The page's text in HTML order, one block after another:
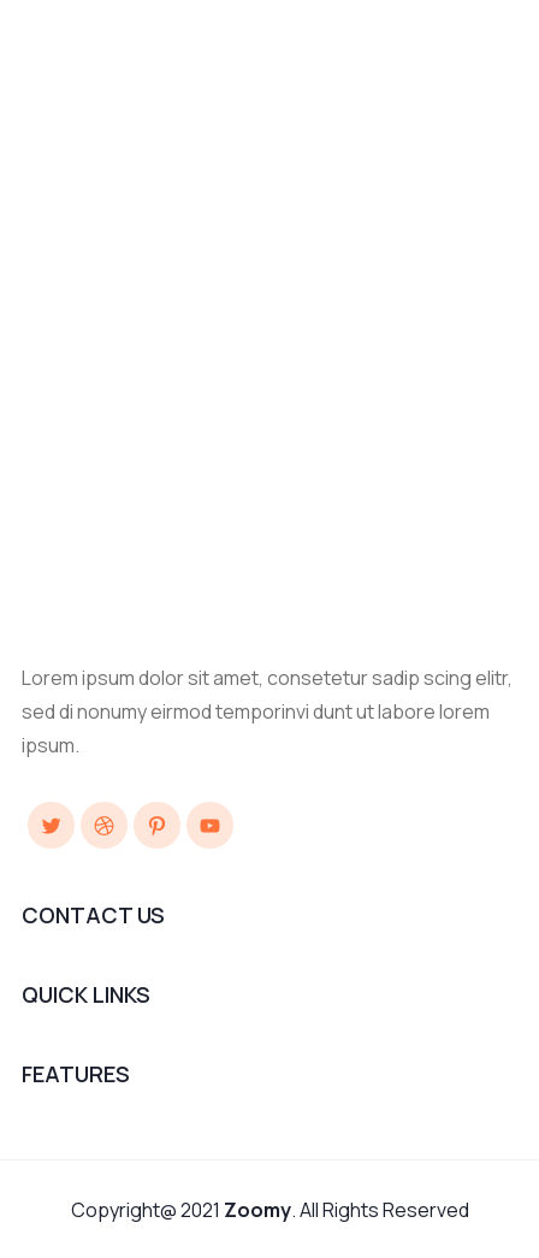
Lorem ipsum dolor sit amet, consetetur sadip scing elitr,
sed di nonumy eirmod temporinvi dunt ut labore lorem
ipsum.
TwitterDribbblePinterestYouTube
CONTACT US
QUICK LINKS
FEATURES
Copyright@ 2021 Zoomy. All Rights Reserved